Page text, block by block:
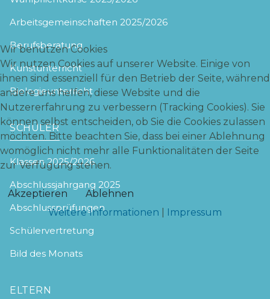
Arbeitsgemeinschaften 2025/2026
Berufsberatung
Kunstunterricht
Biologieunterricht
SCHÜLER
Klassen 2025/2026
Abschlussjahrgang 2025
Abschlussprüfungen
Schülervertretung
Bild des Monats
ELTERN
Wir benutzen Cookies
Wir nutzen Cookies auf unserer Website. Einige von
ihnen sind essenziell für den Betrieb der Seite, während
andere uns helfen, diese Website und die
Nutzererfahrung zu verbessern (Tracking Cookies). Sie
können selbst entscheiden, ob Sie die Cookies zulassen
möchten. Bitte beachten Sie, dass bei einer Ablehnung
womöglich nicht mehr alle Funktionalitäten der Seite
zur Verfügung stehen.
Akzeptieren
Ablehnen
Weitere Informationen
Impressum